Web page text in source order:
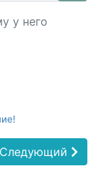
у него
Следующий